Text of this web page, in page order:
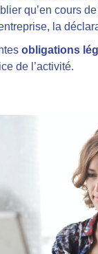
qu’en cours
la
obligations
de l’activité.